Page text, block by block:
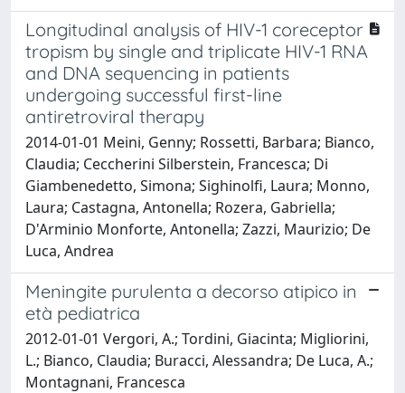
Longitudinal analysis of HIV-1 coreceptor
tropism by single and triplicate HIV-1 RNA
and DNA sequencing in patients
undergoing successful first-line
antiretroviral therapy
2014-01-01 Meini, Genny; Rossetti, Barbara; Bianco,
Claudia; Ceccherini Silberstein, Francesca; Di
Giambenedetto, Simona; Sighinolfi, Laura; Monno,
Laura; Castagna, Antonella; Rozera, Gabriella;
D'Arminio Monforte, Antonella; Zazzi, Maurizio; De
Luca, Andrea
Meningite purulenta a decorso atipico in
età pediatrica
2012-01-01 Vergori, A.; Tordini, Giacinta; Migliorini,
L.; Bianco, Claudia; Buracci, Alessandra; De Luca, A.;
Montagnani, Francesca